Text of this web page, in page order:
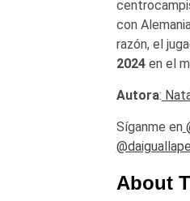
con
razón, el
2024en el
Autora:
Síganme en
About